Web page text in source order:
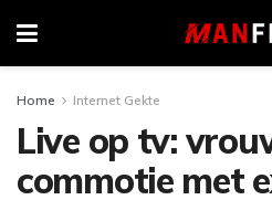
Home Internet Gekte
Live op tv:
commotie met